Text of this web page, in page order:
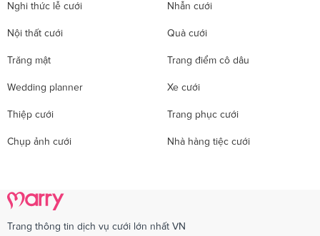
Nghi thức lễ cưới Nhẫn cưới
Nội thất cưới Quà cưới
Trăng mật Trang điểm cô dâu
Wedding planner Xe cưới
Thiệp cưới Trang phục cưới
Chụp ảnh cưới Nhà hàng tiệc cưới
Trang thông tin dịch vụ cưới lớn nhất VN